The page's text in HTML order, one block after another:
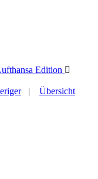
Edition
| Übersicht